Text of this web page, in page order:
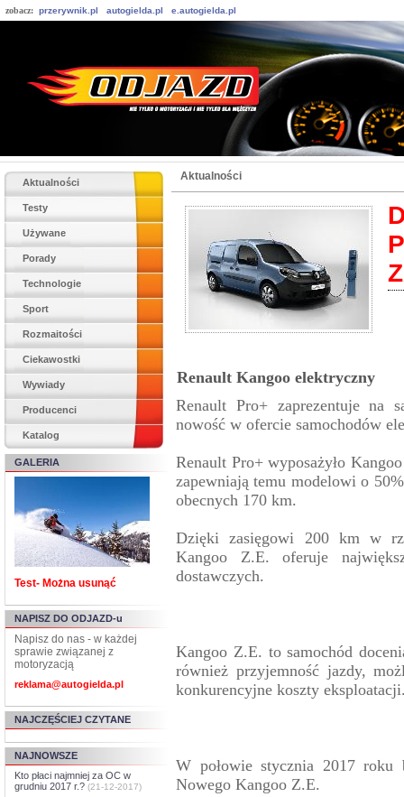
zobacz: przerywnik.pl autogielda.pl e.autogielda.pl
Aktualności
Testy
Używane
Porady
Technologie
Sport
Rozmaitości
Ciekawostki
Wywiady
Producenci
Katalog
GALERIA
Test- Można usunąć
NAPISZ DO ODJAZD-u
Napisz do nas - w każdej
sprawie związanej z
motoryzacją
reklama@autogielda.pl
NAJCZĘŚCIEJ CZYTANE
NAJNOWSZE
Kto płaci najmniej za OC w
grudniu 2017 r.? (21-12-2017)
Aktualności
Renault Kangoo elektryczny
Renault Pro+ zaprezentuje na
nowość w ofercie samochodów
Renault Pro+ wyposażyło
zapewniają temu modelowi o
obecnych 170 km.
Dzięki zasięgowi 200 km w
Kangoo Z.E. oferuje
dostawczych.
Kangoo Z.E. to samochód
również przyjemność jazdy,
konkurencyjne koszty
W połowie stycznia 2017 roku
Nowego Kangoo Z.E.